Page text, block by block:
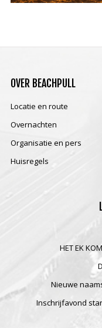
OVER BEACHPULL
Locatie en route
Overnachten
Organisatie en pers
Huisregels
HET EK
Nieuwe
Inschrijfavond